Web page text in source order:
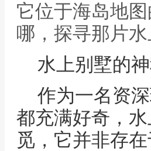
它位于海岛地
哪，探寻那片水
水上别墅的
作为一名资
都充满好奇，
觅，它并非存